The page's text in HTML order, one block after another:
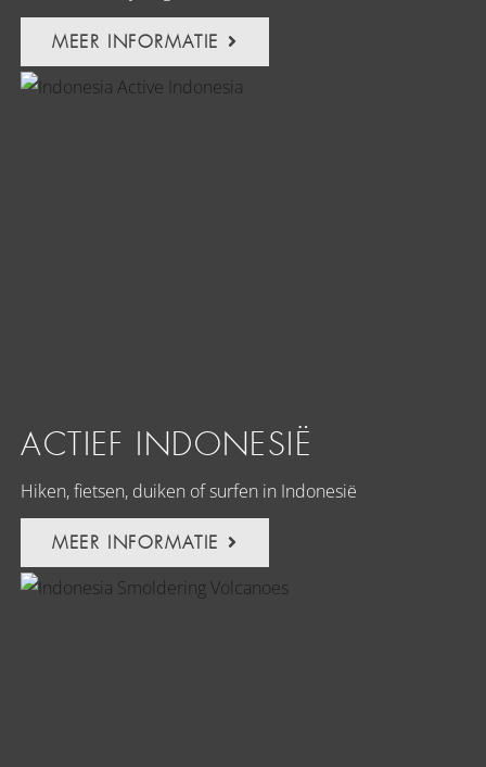
MEER INFORMATIE
ACTIEF INDONESIË
Hiken, fietsen, duiken of surfen in Indonesië
MEER INFORMATIE